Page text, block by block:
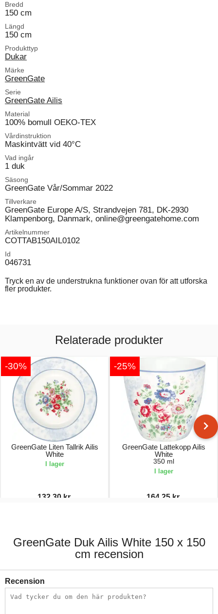
Bredd
150 cm
Längd
150 cm
Produkttyp
Dukar
Märke
GreenGate
Serie
GreenGate Ailis
Material
100% bomull OEKO-TEX
Vårdinstruktion
Maskintvätt vid 40°C
Vad ingår
1 duk
Säsong
GreenGate Vår/Sommar 2022
Tillverkare
GreenGate Europe A/S, Strandvejen 781, DK-2930
Klampenborg, Danmark, online@greengatehome.com
Artikelnummer
COTTAB150AIL0102
Id
046731
Tryck en av de understrukna funktioner ovan för att utforska
fler produkter.
Relaterade produkter
-30%
GreenGate Liten Tallrik Ailis
White
I lager
132,30 kr.
-25%
GreenGate Lattekopp Ailis
White
350 ml
I lager
164,25 kr.
GreenGate Duk Ailis White 150 x 150
cm recension
Recension